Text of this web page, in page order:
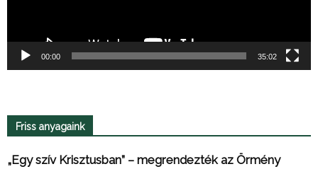
00:00 35:02
Friss anyagaink
„Egy szív Krisztusban” – megrendezték az Örmény